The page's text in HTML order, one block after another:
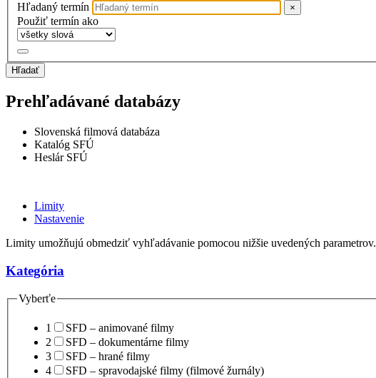
Hľadaný termín
×
Použiť termín ako
Hľadať
Prehľadávané databázy
Slovenská filmová databáza
Katalóg SFÚ
Heslár SFÚ
Limity
Nastavenie
Limity umožňujú obmedziť vyhľadávanie pomocou nižšie uvedených parametrov.
Kategória
Vyberťe
1
SFD – animované filmy
2
SFD – dokumentárne filmy
3
SFD – hrané filmy
4
SFD – spravodajské filmy (filmové žurnály)